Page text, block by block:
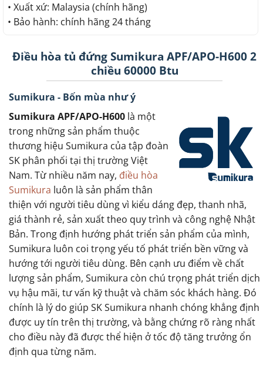
• Xuất xứ: Malaysia (chính hãng)
• Bảo hành: chính hãng 24 tháng
Điều hòa tủ đứng Sumikura APF/APO-H600 2
chiều 60000 Btu
Sumikura - Bốn mùa như ý
Sumikura APF/APO-H600 là một
trong những sản phẩm thuộc
thương hiệu Sumikura của tập đoàn
SK phân phối tại thị trường Việt
Nam. Từ nhiều năm nay, điều hòa
Sumikura luôn là sản phẩm thân
thiện với người tiêu dùng vì kiểu dáng đẹp, thanh nhã,
giá thành rẻ, sản xuất theo quy trình và công nghệ Nhật
Bản. Trong định hướng phát triển sản phẩm của mình,
Sumikura luôn coi trọng yếu tố phát triển bền vững và
hướng tới người tiêu dùng. Bên cạnh ưu điểm về chất
lượng sản phẩm, Sumikura còn chú trọng phát triển dịch
vụ hậu mãi, tư vấn kỹ thuật và chăm sóc khách hàng. Đó
chính là lý do giúp SK Sumikura nhanh chóng khẳng định
được uy tín trên thị trường, và bằng chứng rõ ràng nhất
cho điều này đã được thể hiện ở tốc độ tăng trưởng ổn
định qua từng năm.